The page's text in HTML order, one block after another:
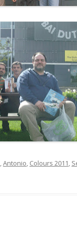
,Antonio, Colours 2011,